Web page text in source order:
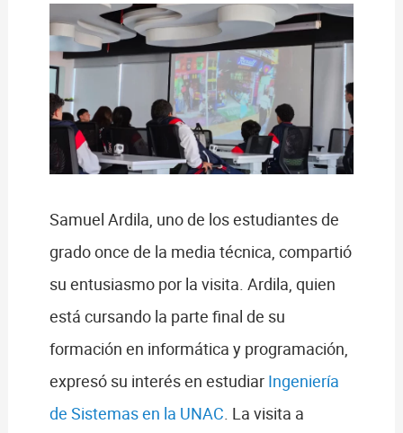
Samuel Ardila, uno de los estudiantes de
grado once de la media técnica, compartió
su entusiasmo por la visita. Ardila, quien
está cursando la parte final de su
formación en informática y programación,
expresó su interés en estudiar Ingeniería
de Sistemas en la UNAC. La visita a